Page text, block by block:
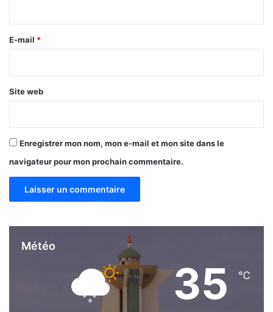
e
E-mail *
Site web
Enregistrer mon nom, mon e-mail et mon site dans le
navigateur pour mon prochain commentaire.
Météo
35 ℃